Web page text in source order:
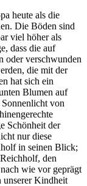
heute als die
Die Böden sind
viel höher als
dass die auf
oder verschwunden
die mit der
hat sich ein
Blumen auf
von
Schönheit der
nur diese
in seinen Blick;
den
wie vor geprägt
unserer Kindheit